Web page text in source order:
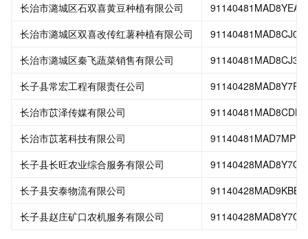
长治市潞城区石双喜黄豆种植有限公司
长治市潞城区双喜改传红薯种植有限公司
长治市潞城区秦飞蔬菜销售有限公司
长子县常宏工程有限责任公司
长治市苡泽传媒有限公司
长治市苡茗科技有限公司
长子县长旺农业综合服务有限公司
长子县安泰物流有限公司
长子县赵庄矿口农机服务有限公司